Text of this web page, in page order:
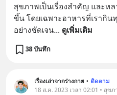
สุขภาพเป็นเรื่องสำคัญ และห
ขึ้น โดยเฉพาะอาหารที่เรากิน
อย่างชัดเจน... ดูเพิ่มเติม
38 บันทึก
เรื่องเล่าจากร่างกาย • ติดตาม
18 ส.ค. 2023 เวลา 02:01 • สุขภ